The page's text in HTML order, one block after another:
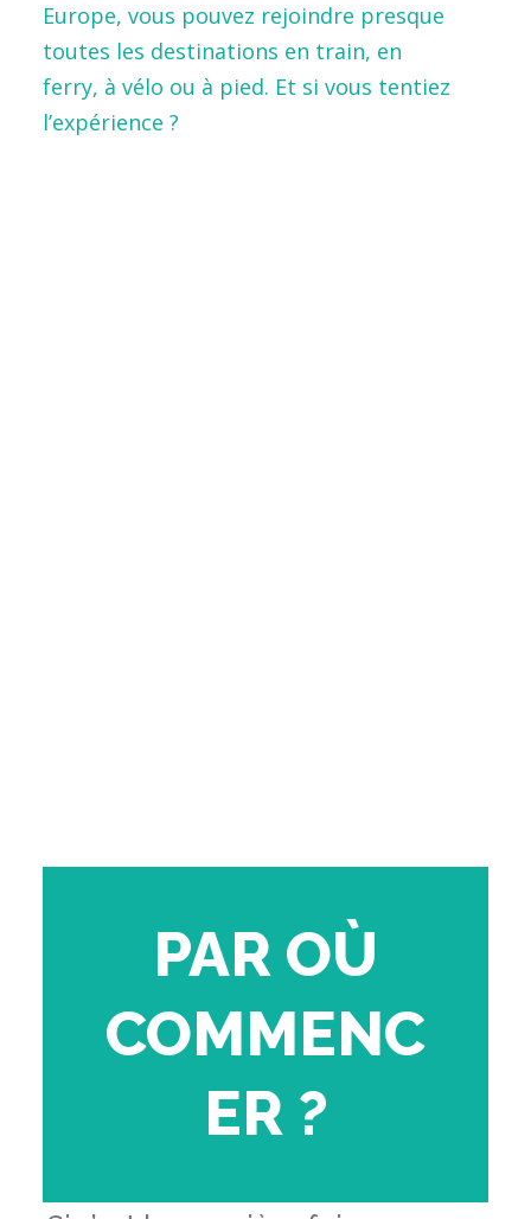
Europe, vous pouvez rejoindre presque
toutes les destinations en train, en
ferry, à vélo ou à pied. Et si vous tentiez
l’expérience ?
PAR OÙ
COMMENC
ER ?